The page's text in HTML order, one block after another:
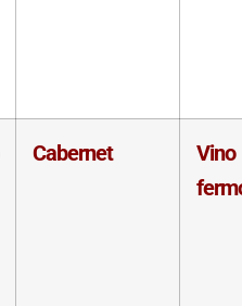
Cabernet
Vino